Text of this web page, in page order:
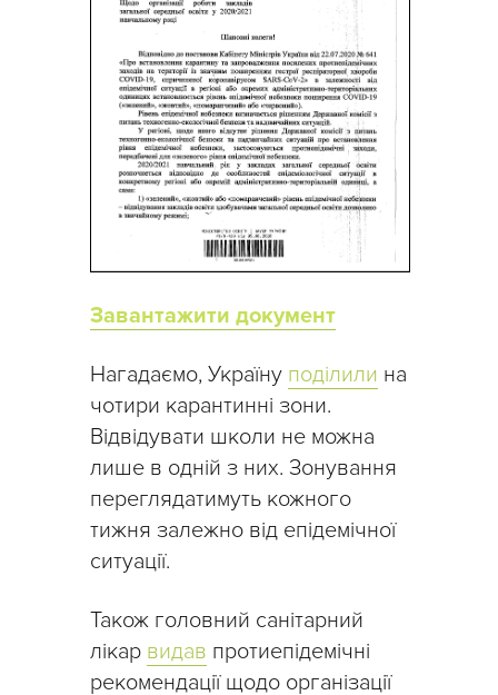
Завантажити документ
Нагадаємо, Україну поділили на
чотири карантинні зони.
Відвідувати школи не можна
лише в одній з них. Зонування
переглядатимуть кожного
тижня залежно від епідемічної
ситуації.
Також головний санітарний
лікар видав протиепідемічні
рекомендації щодо організації